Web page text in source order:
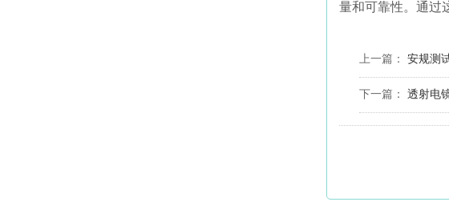
量和可靠性。通过
上一篇： 安规测
下一篇： 透射电